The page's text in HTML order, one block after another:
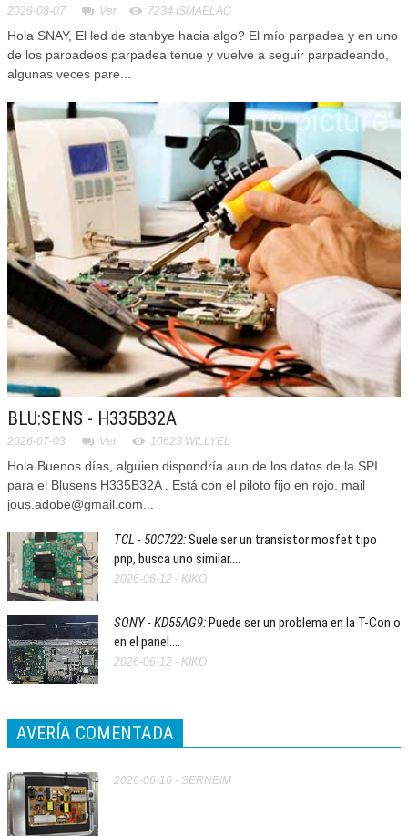
2026-08-07 Ver 7234 ISMAELAC
Hola SNAY, El led de stanbye hacia algo? El mío parpadea y en uno
de los parpadeos parpadea tenue y vuelve a seguir parpadeando,
algunas veces pare...
BLU:SENS - H335B32A
2026-07-03 Ver 10623 WILLYEL
Hola Buenos días, alguien dispondría aun de los datos de la SPI
para el Blusens H335B32A . Está con el piloto fijo en rojo. mail
jous.adobe@gmail.com...
TCL - 50C722:Suele ser un transistor mosfet tipo
pnp, busca uno similar....
2026-06-12 - KIKO
SONY - KD55AG9:Puede ser un problema en la T-Con o
en el panel....
2026-06-12 - KIKO
AVERÍA COMENTADA
2026-06-16 - SERNEIM